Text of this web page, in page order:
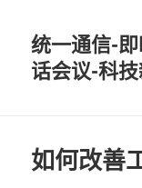
统一通信-
话会议-科
如何改善